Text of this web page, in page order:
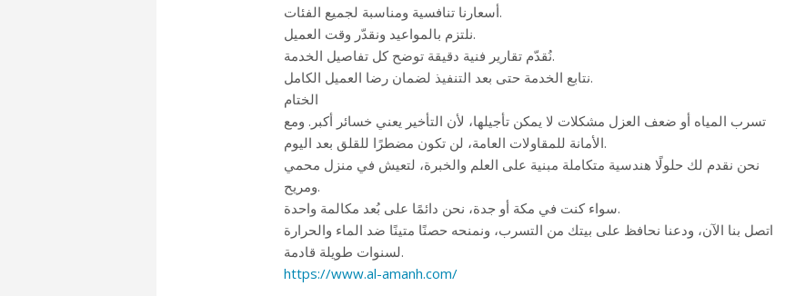
أسعارنا تنافسية ومناسبة لجميع الفئات.
نلتزم بالمواعيد ونقدّر وقت العميل.
نُقدّم تقارير فنية دقيقة توضح كل تفاصيل الخدمة.
نتابع الخدمة حتى بعد التنفيذ لضمان رضا العميل الكامل.
الختام
تسرب المياه أو ضعف العزل مشكلات لا يمكن تأجيلها، لأن التأخير يعني خسائر أكبر. ومع
الأمانة للمقاولات العامة، لن تكون مضطرًا للقلق بعد اليوم.
نحن نقدم لك حلولًا هندسية متكاملة مبنية على العلم والخبرة، لتعيش في منزل محمي
ومريح.
سواء كنت في مكة أو جدة، نحن دائمًا على بُعد مكالمة واحدة.
اتصل بنا الآن، ودعنا نحافظ على بيتك من التسرب، ونمنحه حصنًا متينًا ضد الماء والحرارة
لسنوات طويلة قادمة.
https://www.al-amanh.com/